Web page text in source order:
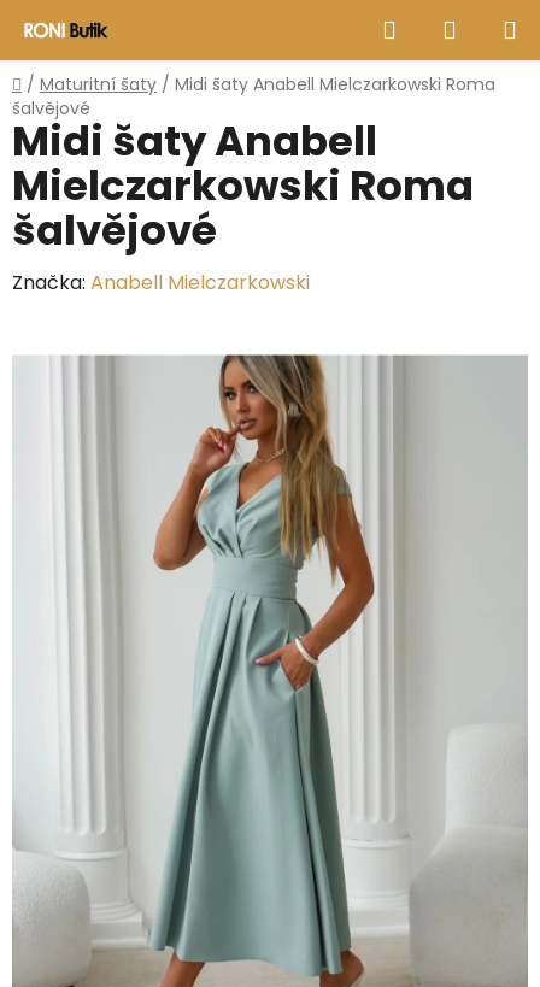
obsah
Hledat
KOŠÍK
Domů
/ Maturitní šaty / Midi šaty Anabell Mielczarkowski Roma
šalvějové
Midi šaty Anabell
Mielczarkowski Roma
šalvějové
Značka: Anabell Mielczarkowski